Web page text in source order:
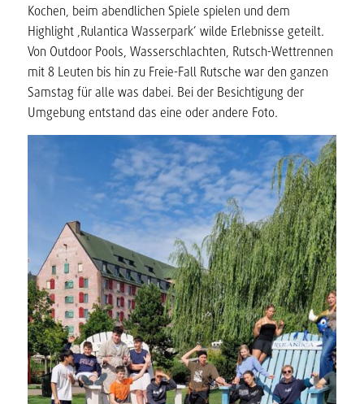
Kochen, beim abendlichen Spiele spielen und dem
Highlight ‚Rulantica Wasserpark‘ wilde Erlebnisse geteilt.
Von Outdoor Pools, Wasserschlachten, Rutsch-Wettrennen
mit 8 Leuten bis hin zu Freie-Fall Rutsche war den ganzen
Samstag für alle was dabei. Bei der Besichtigung der
Umgebung entstand das eine oder andere Foto.